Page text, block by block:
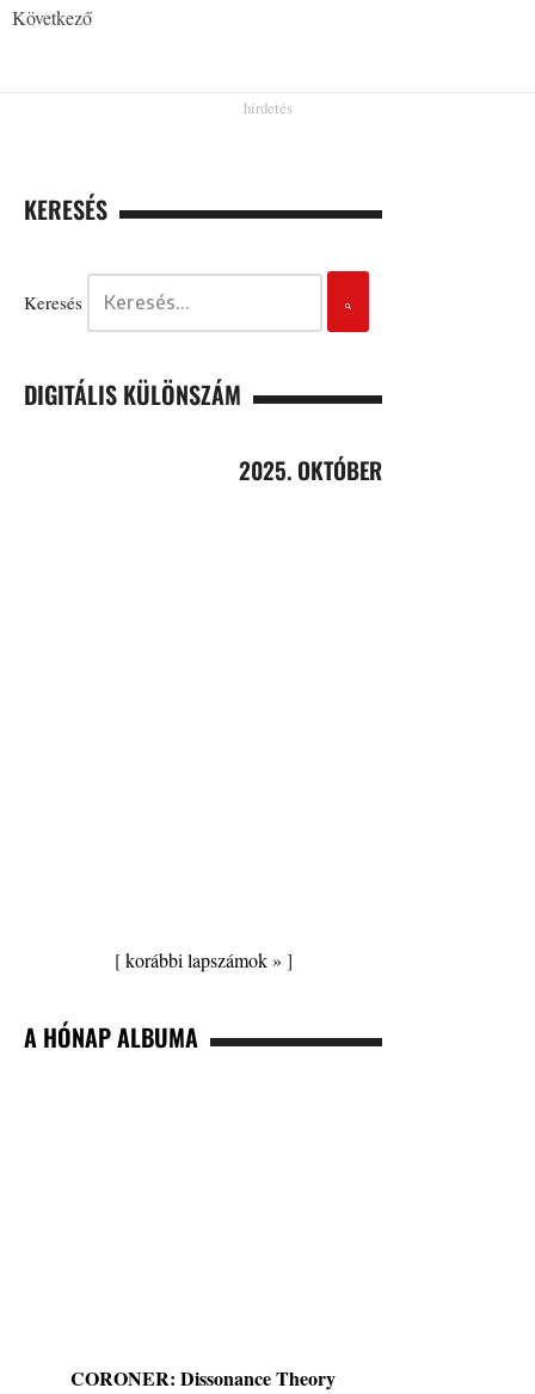
Következő
KERESÉS
Keresés
DIGITÁLIS KÜLÖNSZÁM
2025. OKTÓBER
[korábbi lapszámok » ]
A HÓNAP ALBUMA
CORONER: Dissonance Theory